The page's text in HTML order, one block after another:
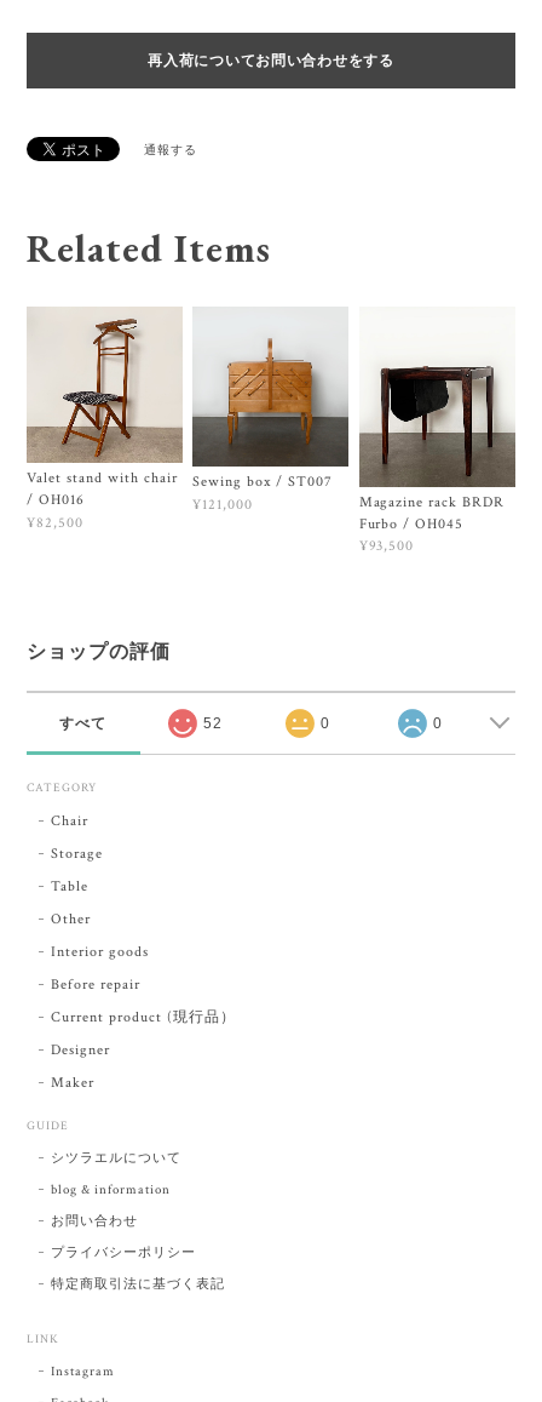
再入荷についてお問い合わせをする
通報する
Related Items
Valet stand with chair
/ OH016
¥82,500
Sewing box / ST007
¥121,000
Magazine rack BRDR
Furbo / OH045
¥93,500
ショップの評価
すべて 52 0 0
CATEGORY
Chair
Storage
Table
Other
Interior goods
Before repair
Current product (現行品）
Designer
Maker
GUIDE
シツラエルについて
blog & information
お問い合わせ
プライバシーポリシー
特定商取引法に基づく表記
LINK
Instagram